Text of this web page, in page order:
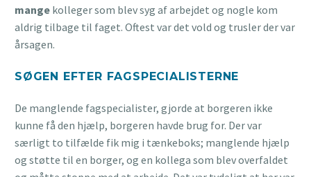
mange kolleger som blev syg af arbejdet og nogle kom
aldrig tilbage til faget. Oftest var det vold og trusler der var
årsagen.
SØGEN EFTER FAGSPECIALISTERNE
De manglende fagspecialister, gjorde at borgeren ikke
kunne få den hjælp, borgeren havde brug for. Der var
særligt to tilfælde fik mig i tænkeboks; manglende hjælp
og støtte til en borger, og en kollega som blev overfaldet